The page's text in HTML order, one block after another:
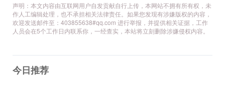
声明：本文内容由互联网用户自发贡献自行上传，本网站不拥有所有权，未
作人工编辑处理，也不承担相关法律责任。如果您发现有涉嫌版权的内容，
欢迎发送邮件至：403855638#qq.com 进行举报，并提供相关证据，工作
人员会在5个工作日内联系你，一经查实，本站将立刻删除涉嫌侵权内容。
今日推荐